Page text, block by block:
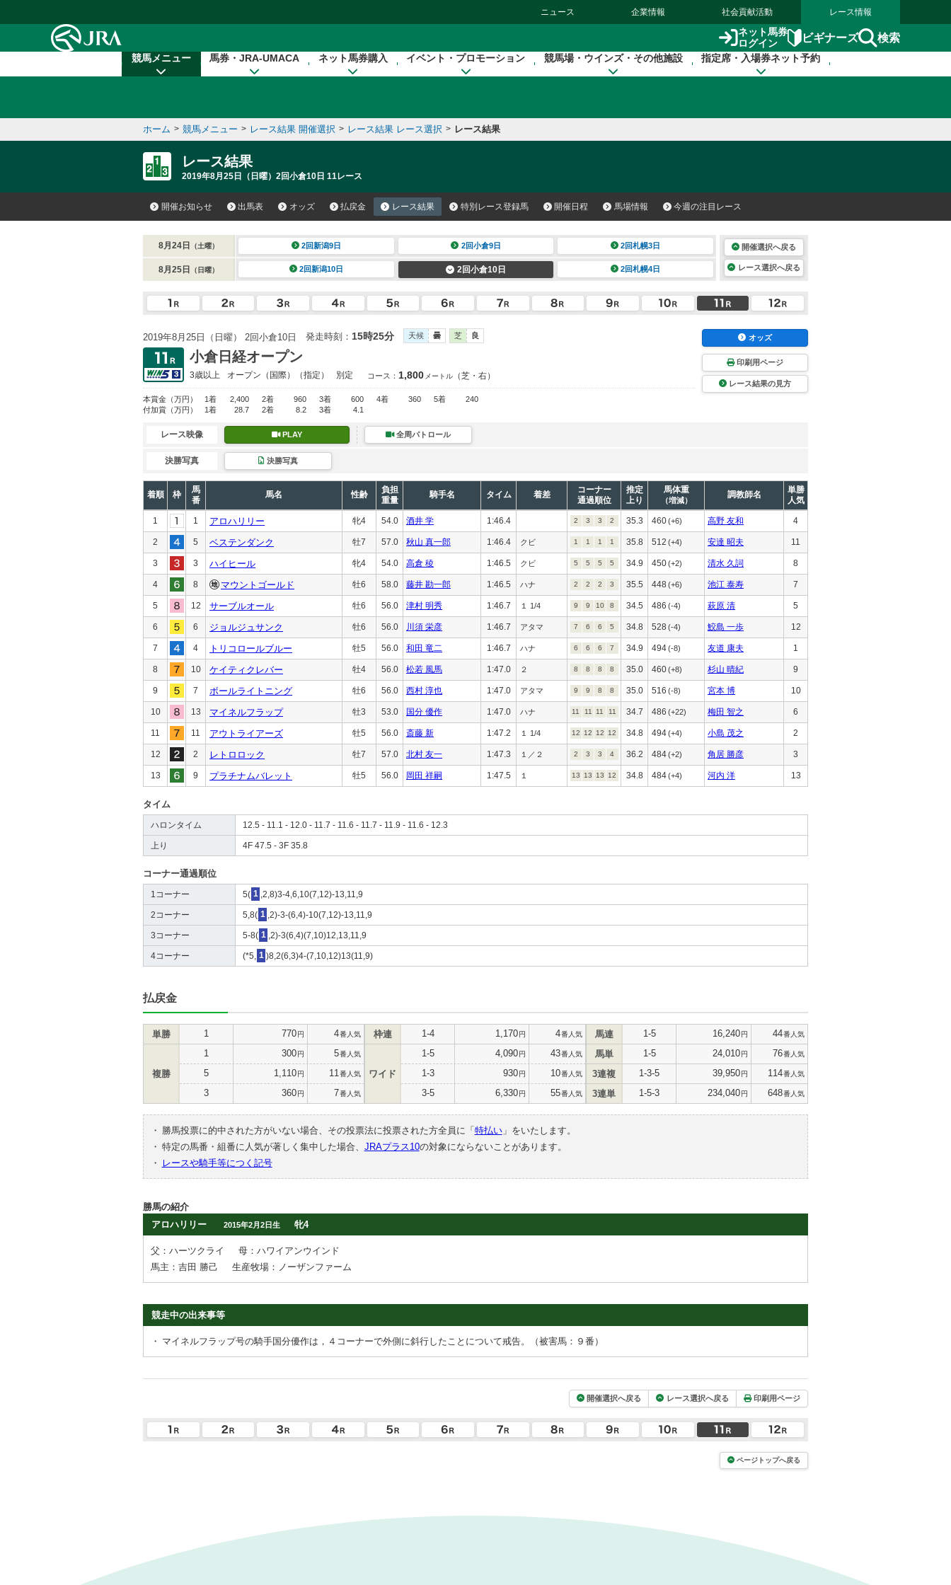
ニュース 企業情報 社会貢献活動 レース情報
ネット馬券
ログイン
ビギナーズ 検索
競馬メニュー 馬券・JRA-UMACA ネット馬券購入 イベント・プロモーション 競馬場・ウインズ・その他施設 指定席・入場券ネット予約
ホーム > 競馬メニュー > レース結果 開催選択 > レース結果 レース選択 > レース結果
レース結果
2019年8月25日（日曜）2回小倉10日 11レース
開催お知らせ 出馬表 オッズ 払戻金 レース結果 特別レース登録馬 開催日程 馬場情報 今週の注目レース
8月24日 （土曜） 2回新潟9日 2回小倉9日 2回札幌3日
8月25日 （日曜） 2回新潟10日 2回小倉10日 2回札幌4日
開催選択へ戻る
レース選択へ戻る
2019年8月25日（日曜） 2回小倉10日 発走時刻： 15時25分 天候 曇 芝 良
小倉日経オープン
3歳以上 オープン （国際）（指定） 別定 コース： 1,800 メートル （芝・右）
本賞金 （万円） 1着 2,400 2着 960 3着 600 4着 360 5着
240
付加賞 （万円） 1着 28.7 2着 8.2 3着 4.1
オッズ
印刷用ページ
レース結果の見方
レース映像 PLAY 全周パトロール
決勝写真 決勝写真
着順 枠
馬
番
馬名 性齢
負担
重量
騎手名 タイム 着差
コーナー
通過順位
推定
上り
馬体重
（増減）
調教師名
単勝
人気
1 1 アロハリリー 牝4 54.0 酒井 学 1:46.4 2 3 3 2 35.3 460(+6) 高野 友和 4
2 5 ベステンダンク 牡7 57.0 秋山 真一郎 1:46.4 クビ 1 1 1 1 35.8 512 (+4) 安達 昭夫 11
3 3 ハイヒール 牝4 54.0 高倉 稜 1:46.5 クビ 5 5 5 5 34.9 450(+2) 清水 久詞 8
4 8 マウントゴールド 牡6 58.0 藤井 勘一郎 1:46.5 ハナ 2 2 2 3 35.5 448 (+6) 池江 泰寿 7
5 12 サーブルオール 牡6 56.0 津村 明秀 1:46.7 １ 1/4 9 9 10 8 34.5 486 (-4) 萩原 清 5
6 6 ジョルジュサンク 牡6 56.0 川須 栄彦 1:46.7 アタマ 7 6 6 5 34.8 528 (-4) 鮫島 一歩 12
7 4 トリコロールブルー 牡5 56.0 和田 竜二 1:46.7 ハナ 6 6 6 7 34.9 494(-8) 友道 康夫 1
8 10 ケイティクレバー 牡4 56.0 松若 風馬 1:47.0 ２ 8 8 8 8 35.0 460(+8) 杉山 晴紀 9
9 7 ボールライトニング 牡6 56.0 西村 淳也 1:47.0 アタマ 9 9 8 8 35.0 516 (-8) 宮本 博 10
10 13 マイネルフラップ 牡3 53.0 国分 優作 1:47.0 ハナ 11 11 11 11 34.7 486 (+22) 梅田 智之 6
11 11 アウトライアーズ 牡5 56.0 斎藤 新 1:47.2 １ 1/4 12 12 12 12 34.8 494(+4) 小島 茂之 2
12 2 レトロロック 牡7 57.0 北村 友一 1:47.3 １／２ 2 3 3 4 36.2 484(+2) 角居 勝彦 3
13 9 プラチナムバレット 牡5 56.0 岡田 祥嗣 1:47.5 １ 13 13 13 12 34.8 484(+4) 河内 洋 13
タイム
ハロンタイム 12.5 - 11.1 - 12.0 - 11.7 - 11.6 - 11.7 - 11.9 - 11.6 - 12.3
上り 4F 47.5 - 3F 35.8
コーナー通過順位
1コーナー 5( 1 ,2,8)3-4,6,10(7,12)-13,11,9
2コーナー 5,8( 1 ,2)-3-(6,4)-10(7,12)-13,11,9
3コーナー 5-8( 1 ,2)-3(6,4)(7,10)12,13,11,9
4コーナー (*5, 1 )8,2(6,3)4-(7,10,12)13(11,9)
払戻金
単勝 1 770円 4番人気
複勝
1 300円 5番人気
5 1,110円 11 番人気
3 360円 7番人気
枠連 1-4 1,170円 4番人気
ワイド
1-5 4,090円 43番人気
1-3 930円 10番人気
3-5 6,330円 55番人気
馬連 1-5 16,240円 44番人気
馬単 1-5 24,010円 76番人気
3連複 1-3-5 39,950円 114番人気
3連単 1-5-3 234,040円 648番人気
・ 勝馬投票に的中された方がいない場合、その投票法に投票された方全員に「 特払い」をいたします。
・ 特定の馬番・組番に人気が著しく集中した場合、 JRAプラス10の対象にならないことがあります。
・
レースや騎手等につく記号
勝馬の紹介
アロハリリー
2015年2月2日生 牝4
父：ハーツクライ
母：ハワイアンウインド
馬主：吉田 勝己
生産牧場：ノーザンファーム
競走中の出来事等
・ マイネルフラップ号の騎手国分優作は，４コーナーで外側に斜行したことについて戒告。（被害馬：９番）
開催選択へ戻る レース選択へ戻る 印刷用ページ
ページトップへ戻る